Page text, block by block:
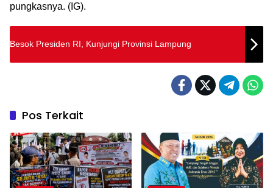
pungkasnya. (IG).
Besok Presiden RI, Kunjungi Provinsi Lampung
Pos Terkait